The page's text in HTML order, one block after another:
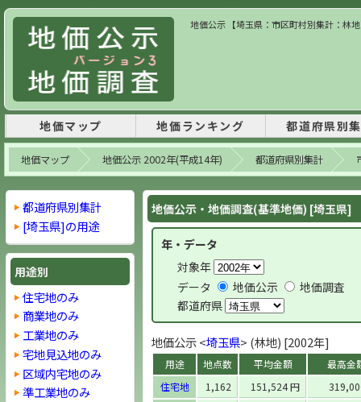
地価公示 【埼玉県：市区町村別集計：林
地価マップ 地価ランキング 都道府県別
地価マップ 地価公示 2002年(平成14年) 都道府県別集計
地価公示・地価調査(基準地価) [埼玉県]
年・データ
対象年
データ
地価公示
地価調査
都道府県
地価公示 <埼玉県> (林地) [2002年]
用途 地点数 平均金額
最高金
住宅地
1,162 151,524 円
都道府県別集計
[埼玉県]の用途
用途別
住宅地のみ
商業地のみ
工業地のみ
宅地見込地のみ
区域内宅地のみ
準工業地のみ